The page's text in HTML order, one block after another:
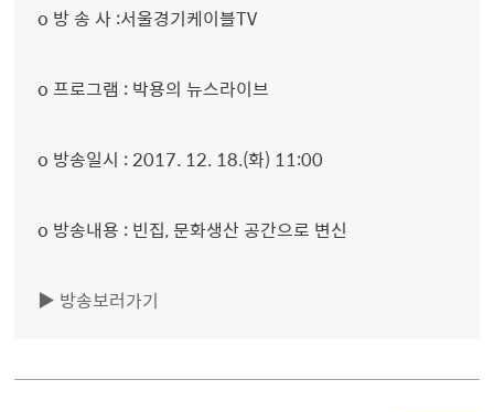
o 방 송 사 :서울경기케이블TV
o 프로그램 : 박용의 뉴스라이브
o 방송일시 : 2017. 12. 18.(화) 11:00
o 방송내용 : 빈집, 문화생산 공간으로 변신
▶ 방송보러가기